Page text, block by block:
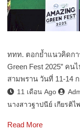
ททท. ตอกย้ำแนวคิดกา
Green Fest 2025” ค
สามพราน วันที่ 11-14
11 เดือน Ago
นางสาวฐาปนีย์ เกียรติไ
Read More